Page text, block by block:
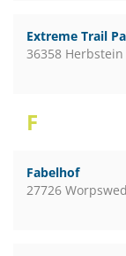
Extreme Trail
36358 Herbstein
F
Fabelhof
27726